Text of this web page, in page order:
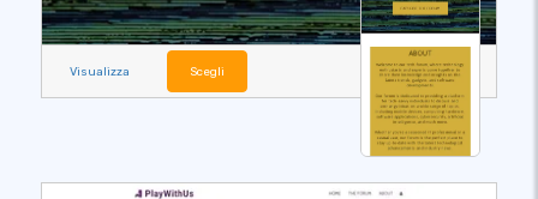
Visualizza Scegli